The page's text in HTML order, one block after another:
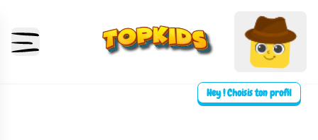
Hey ! Choisis ton profil